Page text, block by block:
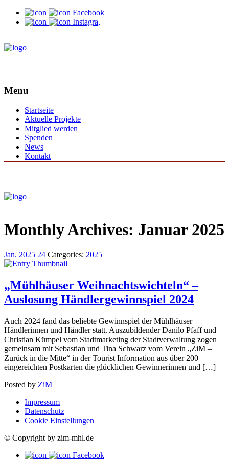
Facebook
Instagra,
Menu
Startseite
Aktuelle Projekte
Mitglied werden
Spenden
News
Kontakt
Monthly Archives: Januar 2025
Jan. 2025 24 Categories: 2025
„Mühlhäuser Weihnachtswichteln“ –
Auslosung Händlergewinnspiel 2024
Auch 2024 fand das beliebte Gewinnspiel der Mühlhäuser
Händlerinnen und Händler statt. Auszubildender Danilo Pfaff und
Christian Kümpel vom Stadtmarketing der Stadtverwaltung zogen
gemeinsam mit Sebastian und Tina Schwarz vom Verein „ZiM –
Zurück in die Mitte“ in der Tourist Information aus über 200
eingereichten Postkarten die glücklichen Gewinnerinnen und […]
Posted by ZiM
Impressum
Datenschutz
Cookie Einstellungen
© Copyright by zim-mhl.de
Facebook